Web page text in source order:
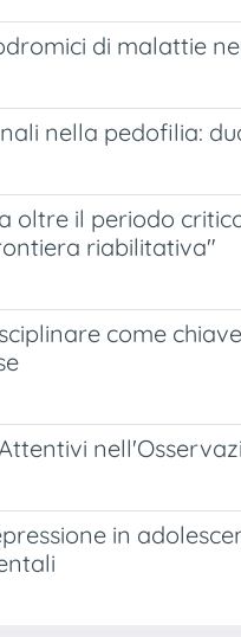
di malattie
nella pedofilia:
oltre il periodo
riabilitativa"
come
in